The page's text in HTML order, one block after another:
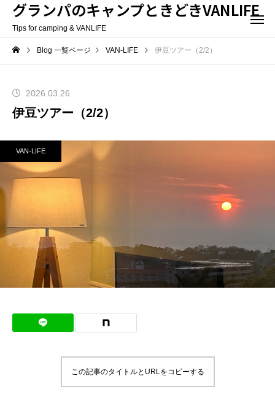
グランパのキャンプときどきVANLIFE
Tips for camping & VANLIFE
Blog 一覧ページ VAN-LIFE 伊豆ツアー（2/2）
2026.03.26
伊豆ツアー（2/2）
VAN-LIFE
この記事のタイトルとURLをコピーする